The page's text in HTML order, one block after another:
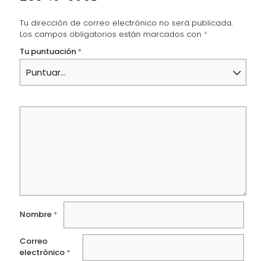
Tu dirección de correo electrónico no será publicada.
Los campos obligatorios están marcados con *
Tu puntuación *
Nombre *
Correo
electrónico *